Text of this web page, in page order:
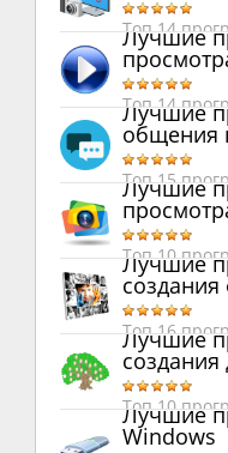
Топ 14
Лучшие
Топ 14
Лучшие
общения
Топ 15
Лучшие
Топ 10
Лучшие
Топ 16
Лучшие
Топ 10
Лучшие
Windows